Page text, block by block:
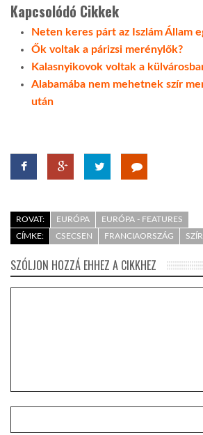
GLOBOBOOK
Kapcsolódó Cikkek
Neten keres párt az Iszlám Állam
Ők voltak a párizsi merénylők?
Kalasnyikovok voltak a
Alabamába nem mehetnek szír
után
ROVAT: EURÓPA
EURÓPA - FEATURES
CÍMKE:
CSECSEN FRANCIAORSZÁG
SZÓLJON HOZZÁ EHHEZ A CIKKHEZ